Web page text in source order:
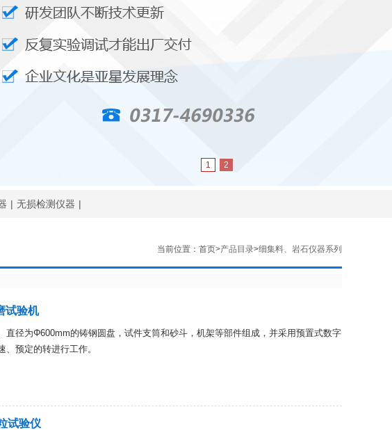
1 2
| 无损检测仪器 |
当前位置： 首页>产品目录>细集料、岩石仪器系列
试验机
直径为Φ600mm的铸钢圆盘，试件支筒和砂斗，机架等部件组成，并采用预置式数字
预定的转进行工作。
试验仪